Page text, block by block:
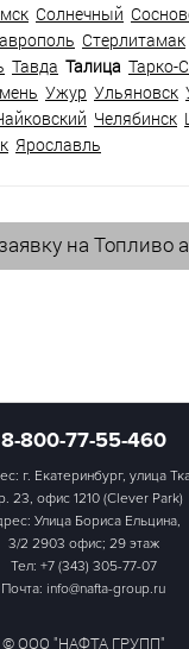
Солнечный
Стерлитамак
Тавда Талица Тарко-
Ужур Ульяновск
Челябинск
Ярославль
на Топливо
8-800-77-55-460
г. Екатеринбург, улица
23, офис 1210 (Clever Park)
Улица Бориса Ельцина,
3/2 2903 офис; 29 этаж
Тел: +7 (343) 305-77-07
Почта: info@nafta-group.ru
© ООО "НАФТА ГРУПП"